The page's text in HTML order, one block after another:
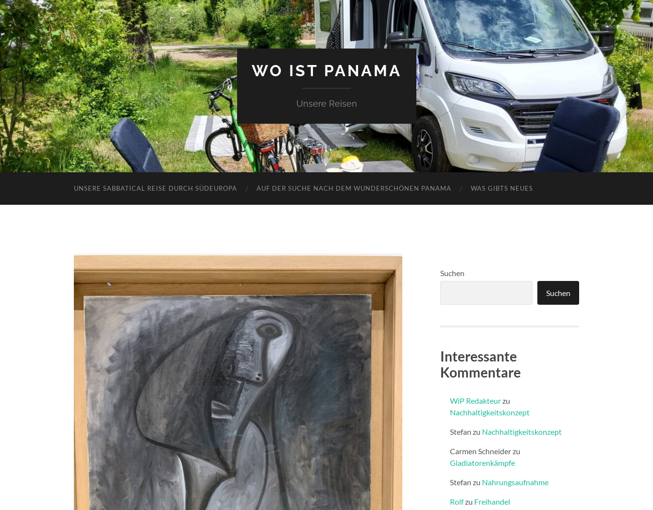
WO IST PANAMA
Unsere Reisen
UNSERE SABBATICAL REISE DURCH SÜDEUROPA AUF DER SUCHE NACH DEM WUNDERSCHÖNEN PANAMA WAS GIBTS NEUES
Suchen
Suchen
Interessante
Kommentare
WiP Redakteurzu
Nachhaltigkeitskonzept
Stefan zu Nachhaltigkeitskonzept
Carmen Schneiderzu
Gladiatorenkämpfe
Stefan zu Nahrungsaufnahme
Rolfzu Freihandel